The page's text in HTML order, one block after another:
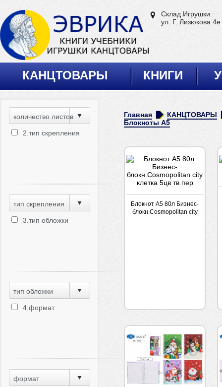
Склад Игрушки:
ул. Г. Лизюкова 4е
КАНЦТОВАРЫ КНИГИ
количество листов
2.тип скрепления
тип скрепления
3.тип обложки
тип обложки
4.формат
формат
Главная
КАНЦТОВАРЫ
Блокноты А5
Блокнот А5 80л Бизнес-
блокн.Cosmopolitan city